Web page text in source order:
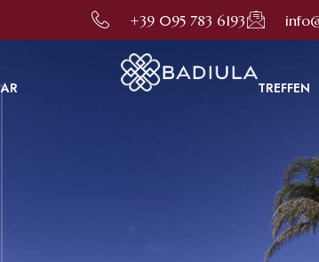
zu können. Durch die Nutzung dieser Website stimmen Sie ihrer
+39 095 783 6193
TREFFEN